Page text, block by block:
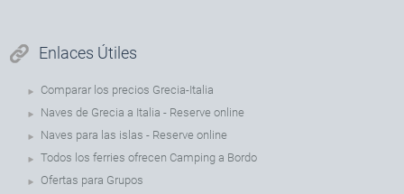
Enlaces Útiles
Comparar los precios Grecia-Italia
Naves de Grecia a Italia - Reserve online
Naves para las islas - Reserve online
Todos los ferries ofrecen Camping a Bordo
Ofertas para Grupos